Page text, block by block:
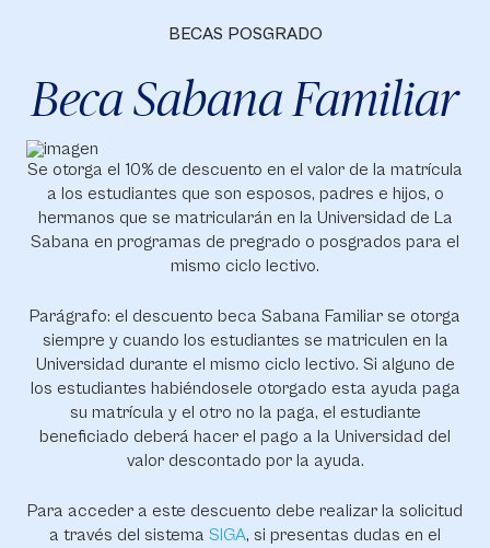
BECAS POSGRADO
Beca Sabana Familiar
Se otorga el 10% de descuento en el valor de la matrícula
a los estudiantes que son esposos, padres e hijos, o
hermanos que se matricularán en la Universidad de La
Sabana en programas de pregrado o posgrados para el
mismo ciclo lectivo.
Parágrafo: el descuento beca Sabana Familiar se otorga
siempre y cuando los estudiantes se matriculen en la
Universidad durante el mismo ciclo lectivo. Si alguno de
los estudiantes habiéndosele otorgado esta ayuda paga
su matrícula y el otro no la paga, el estudiante
beneficiado deberá hacer el pago a la Universidad del
valor descontado por la ayuda.
Para acceder a este descuento debe realizar la solicitud
a través del sistema SIGA, si presentas dudas en el